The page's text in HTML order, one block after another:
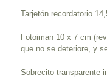
Tarjetón recordatorio
Fotoiman 10 x 7 cm
que no se deteriore, y
Sobrecito transparente